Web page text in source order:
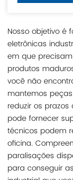
Nosso objetivo é
eletrônicas
em que
produtos
você não
mantemos
reduzir os
pode fornecer
técnicos podem
oficina.
paralisações
para conseguir